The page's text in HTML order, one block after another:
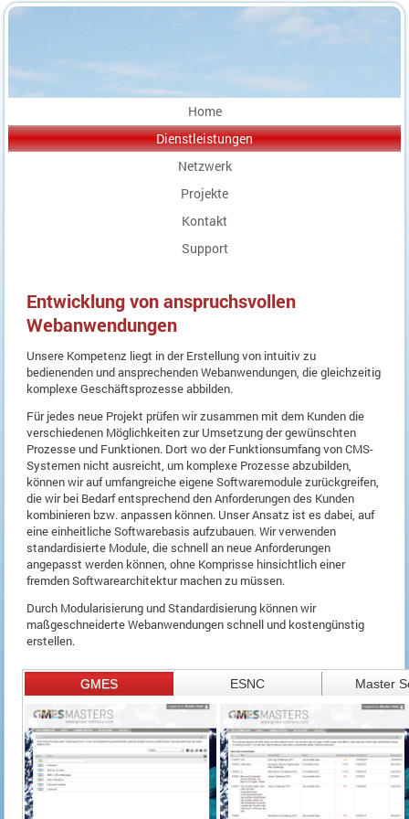
Home
Dienstleistungen
Netzwerk
Projekte
Kontakt
Support
Entwicklung von anspruchsvollen
Webanwendungen
Unsere Kompetenz liegt in der Erstellung von intuitiv zu
bedienenden und ansprechenden Webanwendungen, die gleichzeitig
komplexe Geschäftsprozesse abbilden.
Für jedes neue Projekt prüfen wir zusammen mit dem Kunden die
verschiedenen Möglichkeiten zur Umsetzung der gewünschten
Prozesse und Funktionen. Dort wo der Funktionsumfang von CMS-
Systemen nicht ausreicht, um komplexe Prozesse abzubilden,
können wir auf umfangreiche eigene Softwaremodule zurückgreifen,
die wir bei Bedarf entsprechend den Anforderungen des Kunden
kombinieren bzw. anpassen können. Unser Ansatz ist es dabei, auf
eine einheitliche Softwarebasis aufzubauen. Wir verwenden
standardisierte Module, die schnell an neue Anforderungen
angepasst werden können, ohne Komprisse hinsichtlich einer
fremden Softwarearchitektur machen zu müssen.
Durch Modularisierung und Standardisierung können wir
maßgeschneiderte Webanwendungen schnell und kostengünstig
erstellen.
GMES ESNC Master